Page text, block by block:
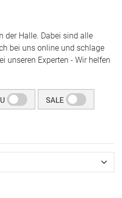
der Halle. Dabei sind alle
bei uns online und schlage
unseren Experten - Wir helfen
SALE